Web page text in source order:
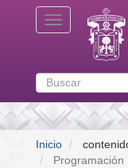
Toggle
Buscar
Inicio
Programación